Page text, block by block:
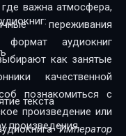
важна атмосфера,
переживания
формат аудиокниг
как занятые
качественной
произведение или
"Император
текста
произведения